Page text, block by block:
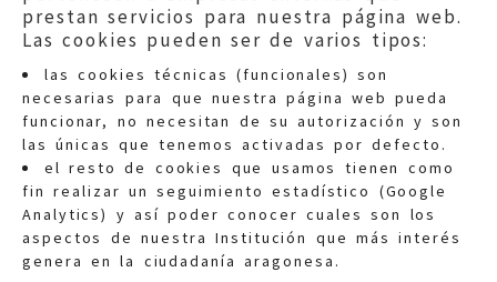
prestan servicios para nuestra página web.
Las cookies pueden ser de varios tipos:
las cookies técnicas (funcionales) son
necesarias para que nuestra página web pueda
funcionar, no necesitan de su autorización y son
las únicas que tenemos activadas por defecto.
el resto de cookies que usamos tienen como
fin realizar un seguimiento estadístico (Google
Analytics) y así poder conocer cuales son los
aspectos de nuestra Institución que más interés
genera en la ciudadanía aragonesa.
Quejas:quejas@eljusticiadearagon.es
Información general:
informacion@eljusticiadearagon.es
Teléfonos:900 210 210/